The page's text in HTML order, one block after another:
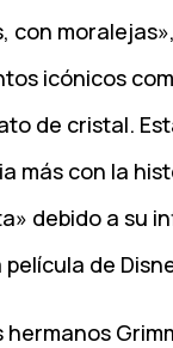
con
icónicos
de cristal.
más con la
debido a su
de
hermanos